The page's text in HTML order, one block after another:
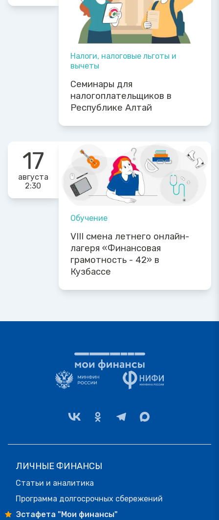
Налоги, налоговые льготы и
вычеты
Семинары для
налогоплательщиков в
Республике Алтай
17
августа
2:30
Обучение
VIII смена летнего онлайн-
лагеря «Финансовая
грамотность - 42» в
Кузбассе
ЛИЧНЫЕ ФИНАНСЫ
Статьи и аналитика
Программа долгосрочных сбережений
Эстафета "Мои финансы"